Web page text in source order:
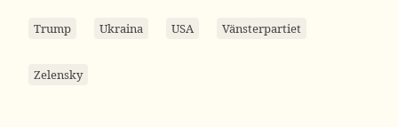
Trump Ukraina USA Vänsterpartiet
Zelensky